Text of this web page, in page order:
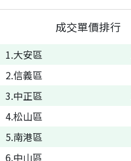
成交單價排行
1.大安區
2.信義區
3.中正區
4.松山區
5.南港區
6.中山區